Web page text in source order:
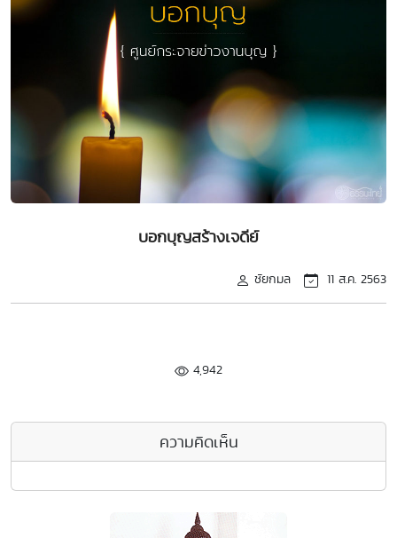
บอกบุญสร้างเจดีย์
ชัยกมล 11 ส.ค. 2563
4,942
ความคิดเห็น